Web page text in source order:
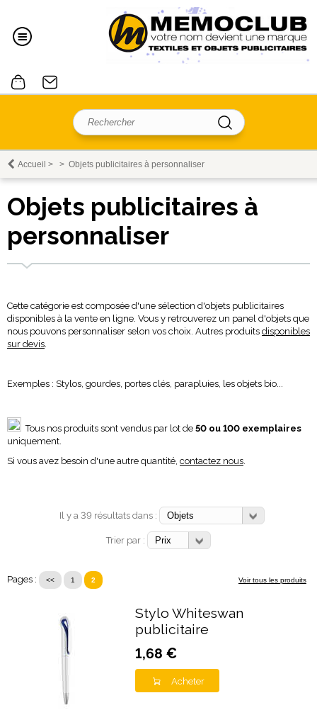
Accueil > > Objets publicitaires à personnaliser
Objets publicitaires à
personnaliser
Cette catégorie est composée d'une sélection d'objets publicitaires
disponibles à la vente en ligne. Vous y retrouverez un panel d'objets que
nous pouvons personnaliser selon vos choix. Autres produits disponibles
sur devis
Exemples : Stylos, gourdes, portes clés, parapluies, les objets bio...
Tous nos produits sont vendus par lot de 50 ou 100 exemplaires
uniquement.
Si vous avez besoin d'une autre quantité, contactez nous
Il y a 39 résultats dans :
Trier par :
Pages : << 1 2 Voir tous les produits
Stylo Whiteswan
publicitaire
1,68 €
Acheter